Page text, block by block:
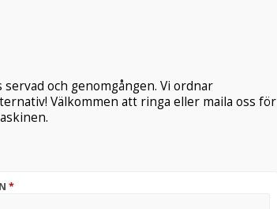
och genomgången. Vi ordnar
Välkommen att ringa eller maila oss för
*